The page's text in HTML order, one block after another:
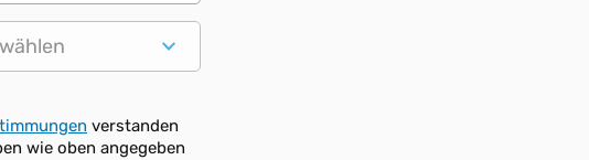
verstanden
wie oben angegeben